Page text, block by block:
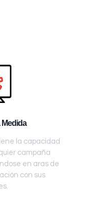
Medida
la capacidad
campaña
en aras de
con sus